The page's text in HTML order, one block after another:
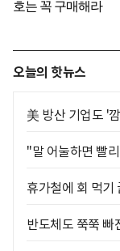
오늘의 핫뉴스
美 방산 기업도 '
"말 어눌하면 빨
휴가철에 회 먹
반도체도 쭉쭉